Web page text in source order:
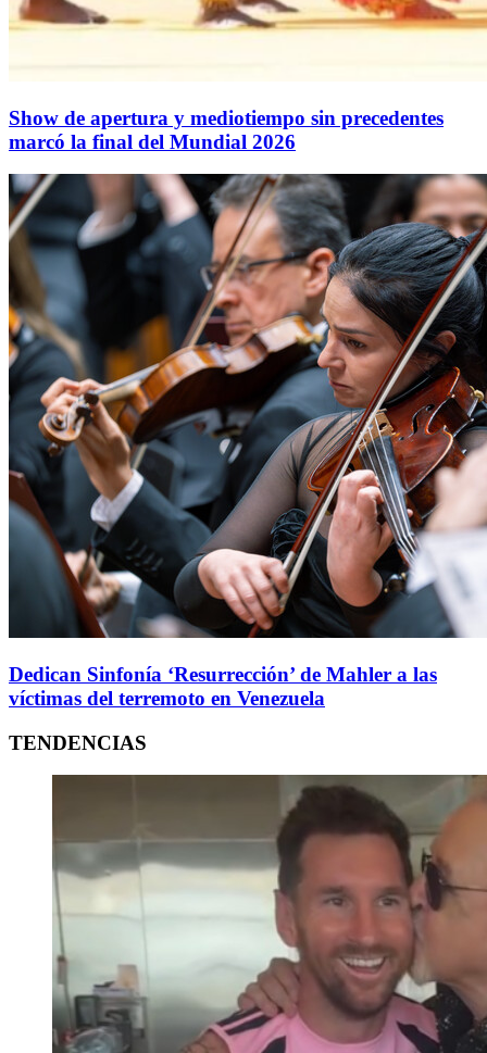
Show de apertura y mediotiempo sin precedentes
marcó la final del Mundial 2026
Dedican Sinfonía ‘Resurrección’ de Mahler a las
víctimas del terremoto en Venezuela
TENDENCIAS